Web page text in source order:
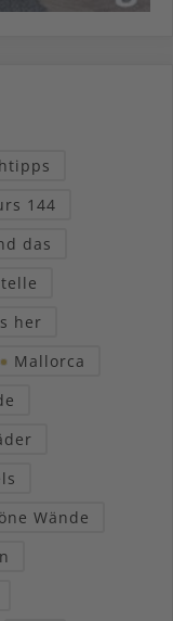
144
das
her
Mallorca
Wände